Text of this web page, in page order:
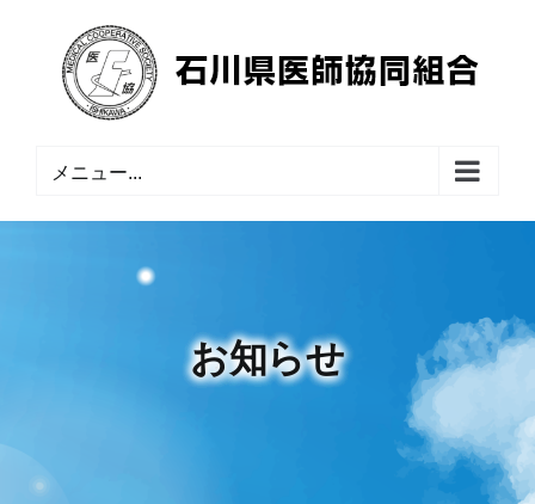
content
メニュー...
お知らせ